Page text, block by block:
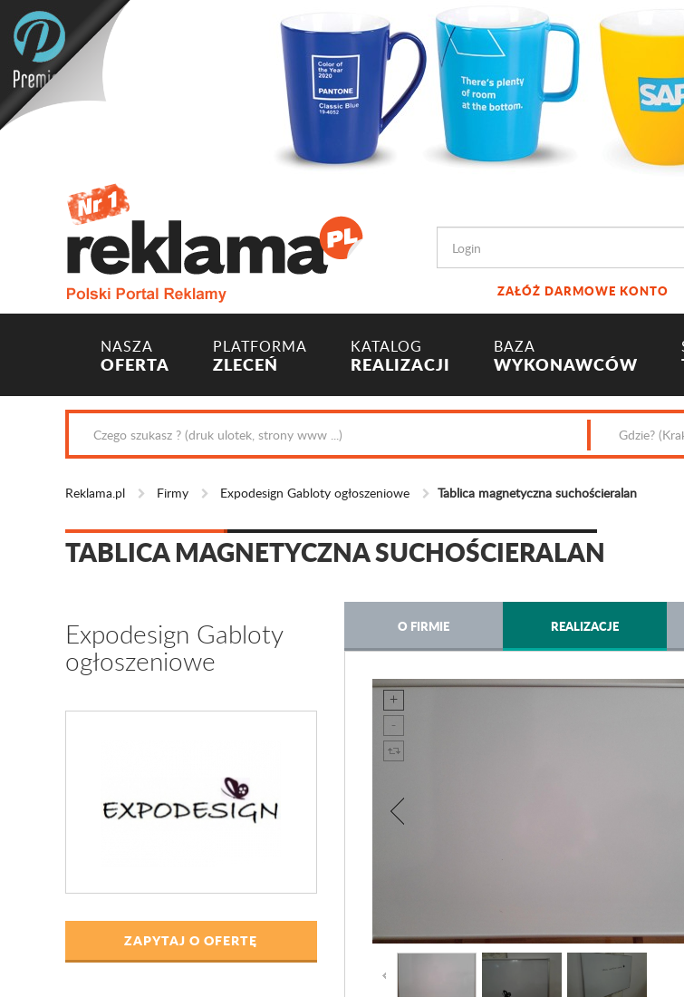
ZAŁÓŻ DARMOWE KONTO
NASZA
OFERTA
PLATFORMA
ZLECEŃ
KATALOG
REALIZACJI
BAZA
WYKONAWCÓW
Reklama.pl Firmy Expodesign Gabloty ogłoszeniowe Tablica magnetyczna suchościeralan
TABLICA MAGNETYCZNA SUCHOŚCIERALAN
Expodesign Gabloty
ogłoszeniowe
ZAPYTAJ O OFERTĘ
O FIRMIE REALIZACJE